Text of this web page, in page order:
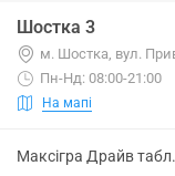
Шостка 3
м. Шостка, вул.
Пн-Нд: 08:00-21:00
На мапі
Максігра Драйв